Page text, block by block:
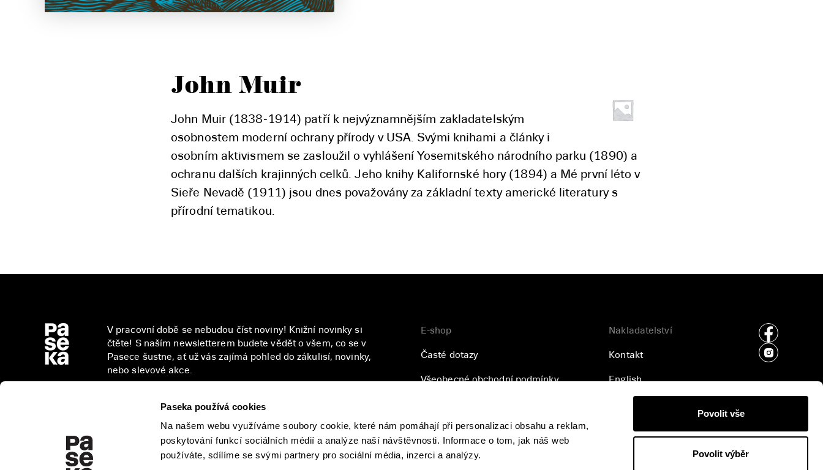
Paseka používá cookies
Na našem webu využíváme soubory cookie, které nám pomáhají při personalizaci obsahu a reklam,
poskytování funkcí sociálních médií a analýze naší návštěvnosti. Informace o tom, jak náš web
používáte, sdílíme se svými partnery pro sociální média, inzerci a analýzy.
Povolit vše
Povolit výběr
John Muir
John Muir (1838-1914) patří k nejvýznamnějším zakladatelským
osobnostem moderní ochrany přírody v USA. Svými knihami a články i
osobním aktivismem se zasloužil o vyhlášení Yosemitského národního parku (1890) a
ochranu dalších krajinných celků. Jeho knihy Kalifornské hory (1894) a Mé první léto v
Sieře Nevadě (1911) jsou dnes považovány za základní texty americké literatury s
přírodní tematikou.
V pracovní době se nebudou číst noviny! Knižní novinky si
čtěte! S naším newsletterem budete vědět o všem, co se v
Pasece šustne, ať už vás zajímá pohled do zákulisí, novinky,
nebo slevové akce.
Přihlášením se k odběru novinek souhlasíte se zpracováním vašich
osobních údajů.
E-shop
Časté dotazy
Všeobecné obchodní podmínky
Nakladatelství
Kontakt
English
Pro média